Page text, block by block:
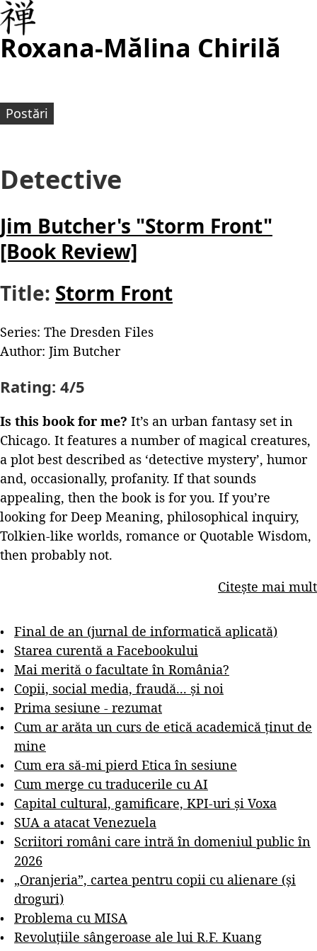
Roxana-Mălina Chirilă
Postări
Detective
Jim Butcher's "Storm Front"
[Book Review]
Title: Storm Front
Series: The Dresden Files
Author: Jim Butcher
Rating: 4/5
Is this book for me? It’s an urban fantasy set in
Chicago. It features a number of magical creatures,
a plot best described as ‘detective mystery’, humor
and, occasionally, profanity. If that sounds
appealing, then the book is for you. If you’re
looking for Deep Meaning, philosophical inquiry,
Tolkien-like worlds, romance or Quotable Wisdom,
then probably not.
Citește mai mult
Final de an (jurnal de informatică aplicată)
Starea curentă a Facebookului
Mai merită o facultate în România?
Copii, social media, fraudă... și noi
Prima sesiune - rezumat
Cum ar arăta un curs de etică academică ținut de
mine
Cum era să-mi pierd Etica în sesiune
Cum merge cu traducerile cu AI
Capital cultural, gamificare, KPI-uri și Voxa
SUA a atacat Venezuela
Scriitori români care intră în domeniul public în
2026
„Oranjeria”, cartea pentru copii cu alienare (și
droguri)
Problema cu MISA
Revoluțiile sângeroase ale lui R.F. Kuang